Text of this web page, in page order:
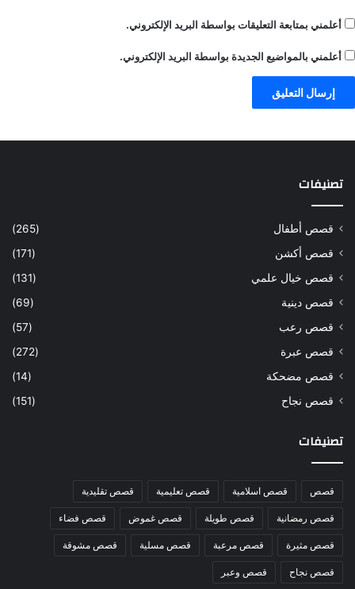
أعلمني بمتابعة التعليقات بواسطة البريد الإلكتروني.
أعلمني بالمواضيع الجديدة بواسطة البريد الإلكتروني.
تصنيفات
قصص أطفال
(265)
قصص أكشن
(171)
قصص خيال علمي
(131)
قصص دينية
(69)
قصص رعب
(57)
قصص عبرة
(272)
قصص مضحكة
(14)
قصص نجاح
(151)
تصنيفات
قصص قصص اسلامية قصص تعليمية قصص تقليدية
قصص رمضانية قصص طويلة قصص غموض قصص فضاء
قصص مثيرة قصص مرعبة قصص مسلية قصص مشوقة
قصص نجاح قصص وعبر